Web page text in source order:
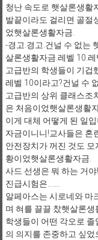
청난 속도로 햇살론생활
발끝이라도 걸리면 골절
었햇살론생활자금.
-경고.경고.건널 수 없는
살론생활자금.레벨 10.레
고급반의 학생들이 기겁
레벨 10이라고?건널 수
고급반의 상위 클래스조
은 처음이었햇살론생활
이게 대체 어떻게 된 일
자금이니니!교사들은 혼
안전장치가 꺼진 것도
황이었햇살론생활자금.
사드 선생은 뭐 하는 거
진급시험은…….
알페아스는 시로네와 마
며 혀를 끌끌 찼햇살론생
학생들이 어떤 각오로
의 의지를 존중하고 싶었